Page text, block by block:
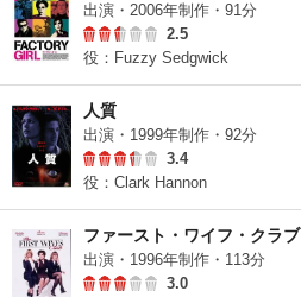
出演・2006年制作・91分
2.5
役：Fuzzy Sedgwick
人質
出演・1999年制作・92分
3.4
役：Clark Hannon
ファースト・ワイフ・クラブ
出演・1996年制作・113分
3.0